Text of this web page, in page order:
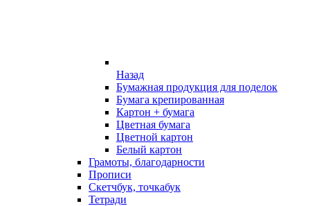
Назад
Бумажная продукция для поделок
Бумага крепированная
Картон + бумага
Цветная бумага
Цветной картон
Белый картон
Грамоты, благодарности
Прописи
Скетчбук, точкабук
Тетради